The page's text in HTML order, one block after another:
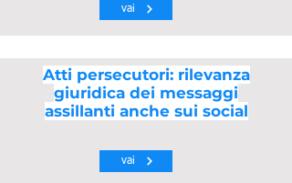
vai
Atti persecutori: rilevanza
giuridica dei messaggi
assillanti anche sui social
vai